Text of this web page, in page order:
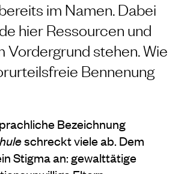
im Namen. Dabei
hier Ressourcen und
Vordergrund stehen. Wie
Bennenung
Bezeichnung
schreckt viele ab. Dem
Stigma an: gewalttätige